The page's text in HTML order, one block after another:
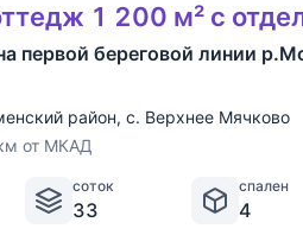
1 200 м² с
первой береговой линии
район, с. Верхнее Мячково
от МКАД
соток
33
спален
4